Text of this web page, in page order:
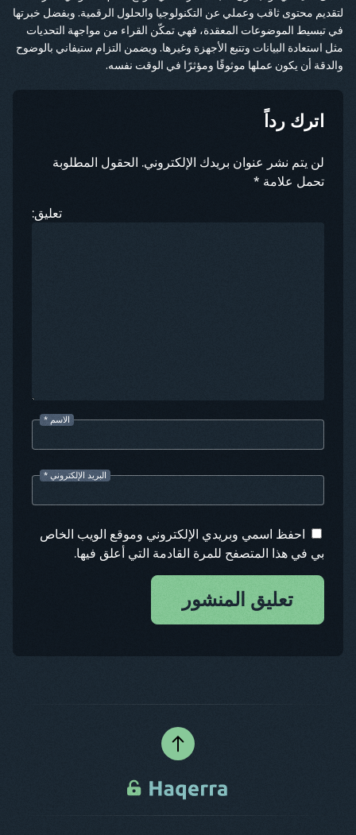
لتقديم محتوى ثاقب وعملي عن التكنولوجيا والحلول الرقمية. وبفضل خبرتها
في تبسيط الموضوعات المعقدة، فهي تمكّن القراء من مواجهة التحديات
مثل استعادة البيانات وتتبع الأجهزة وغيرها. ويضمن التزام ستيفاني بالوضوح
والدقة أن يكون عملها موثوقًا ومؤثرًا في الوقت نفسه.
اترك رداً
لن يتم نشر عنوان بريدك الإلكتروني. الحقول المطلوبة
تحمل علامة *
تعليق:
الاسم *
البريد الإلكتروني *
احفظ اسمي وبريدي الإلكتروني وموقع الويب الخاص
بي في هذا المتصفح للمرة القادمة التي أعلق فيها.
تعليق المنشور